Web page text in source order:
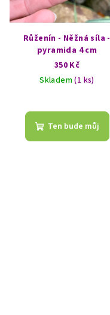
Růženín - Něžná síla -
pyramida 4 cm
350 Kč
Skladem(1 ks)
Ten bude můj